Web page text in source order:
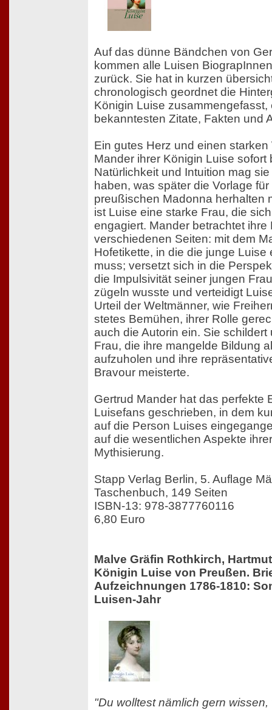
Auf das dünne Bändchen von
kommen alle Luisen
zurück. Sie hat in kurzen
chronologisch geordnet die
Königin Luise zusammengefasst,
bekanntesten Zitate, Fakten und
Ein gutes Herz und einen
Mander ihrer Königin Luise
Natürlichkeit und Intuition mag
haben, was später die Vorlage
preußischen Madonna herhalten
ist Luise eine starke Frau, die
engagiert. Mander betrachtet ihre
verschiedenen Seiten: mit dem
Hofetikette, in die die junge Luise
muss; versetzt sich in die
die Impulsivität seiner jungen
zügeln wusste und verteidigt
Urteil der Weltmänner, wie
stetes Bemühen, ihrer Rolle
auch die Autorin ein. Sie
Frau, die ihre mangelde Bildung
aufzuholen und ihre
Bravour meisterte.
Gertrud Mander hat das perfekte
Luisefans geschrieben, in dem
auf die Person Luises
auf die wesentlichen Aspekte
Mythisierung.
Stapp Verlag Berlin, 5. Auflage
Taschenbuch, 149 Seiten
ISBN-13: 978-3877760116
6,80 Euro
Malve Gräfin Rothkirch,
Königin Luise von Preußen.
Aufzeichnungen 1786-1810:
Luisen-Jahr
"Du wolltest nämlich gern